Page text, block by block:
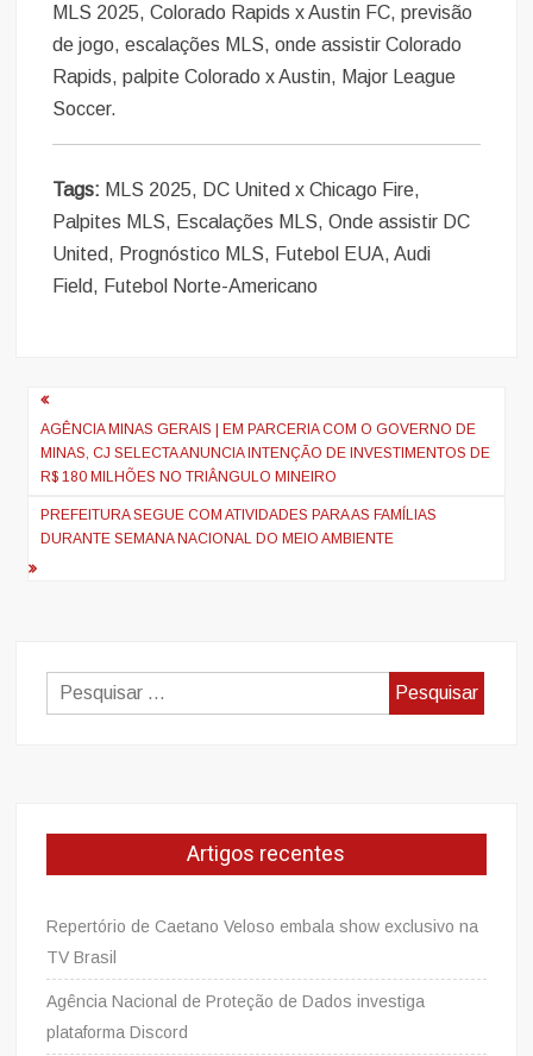
MLS 2025, Colorado Rapids x Austin FC, previsão
de jogo, escalações MLS, onde assistir Colorado
Rapids, palpite Colorado x Austin, Major League
Soccer.
Tags: MLS 2025, DC United x Chicago Fire,
Palpites MLS, Escalações MLS, Onde assistir DC
United, Prognóstico MLS, Futebol EUA, Audi
Field, Futebol Norte-Americano
Navegação
de
artigos
AGÊNCIA MINAS GERAIS | EM PARCERIA COM O GOVERNO DE
MINAS, CJ SELECTA ANUNCIA INTENÇÃO DE INVESTIMENTOS DE
R$ 180 MILHÕES NO TRIÂNGULO MINEIRO
PREFEITURA SEGUE COM ATIVIDADES PARA AS FAMÍLIAS
DURANTE SEMANA NACIONAL DO MEIO AMBIENTE
Pesquisar
por:
Artigos recentes
Repertório de Caetano Veloso embala show exclusivo na
TV Brasil
Agência Nacional de Proteção de Dados investiga
plataforma Discord